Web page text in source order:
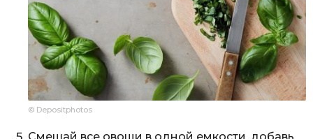
© Depositphotos